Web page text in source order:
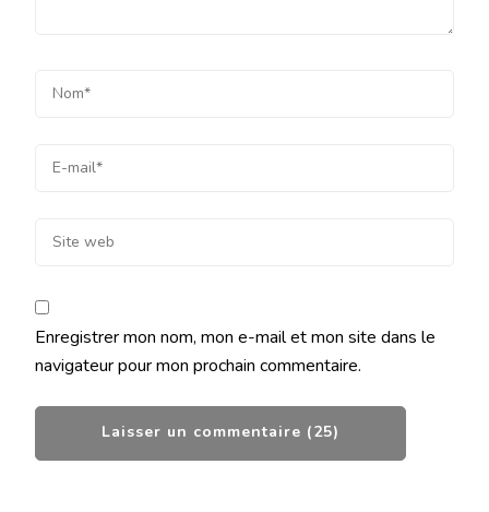
Enregistrer mon nom, mon e-mail et mon site dans le
navigateur pour mon prochain commentaire.